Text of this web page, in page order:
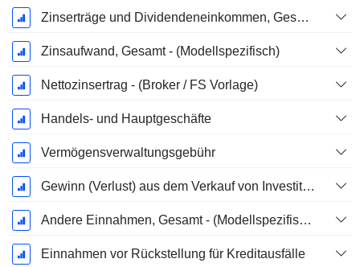
Ende d.
Geschäftsjahres:
Dezember
Zinserträge und Dividendeneinkommen, Gesamt
Zinsaufwand, Gesamt - (Modellspezifisch)
Nettozinsertrag - (Broker / FS Vorlage)
Handels- und Hauptgeschäfte
Vermögensverwaltungsgebühr
Gewinn (Verlust) aus dem Verkauf von Investitionen, Gesamt (Rev) - (Modellspezifisch)
Andere Einnahmen, Gesamt - (Modellspezifisch)
Einnahmen vor Rückstellung für Kreditausfälle